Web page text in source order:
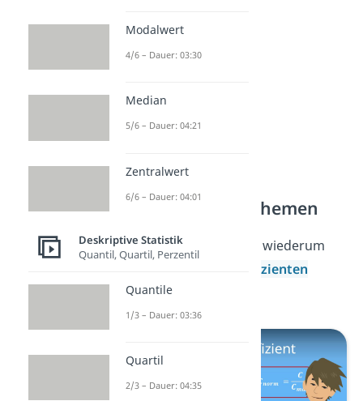
Weitere wichtige Themen
Mit diesem kannst du wiederum
Kontingenzkoeffizienten
bestimmen.
Modalwert
4/6 – Dauer: 03:30
Median
5/6 – Dauer: 04:21
Zentralwert
6/6 – Dauer: 04:01
Deskriptive Statistik
Quantil, Quartil, Perzentil
Quantile
1/3 – Dauer: 03:36
Quartil
2/3 – Dauer: 04:35